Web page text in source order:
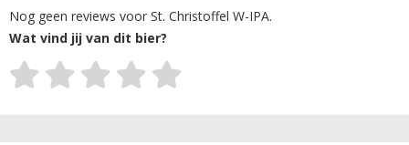
Nog geen reviews voor St. Christoffel W-IPA.
Wat vind jij van dit bier?